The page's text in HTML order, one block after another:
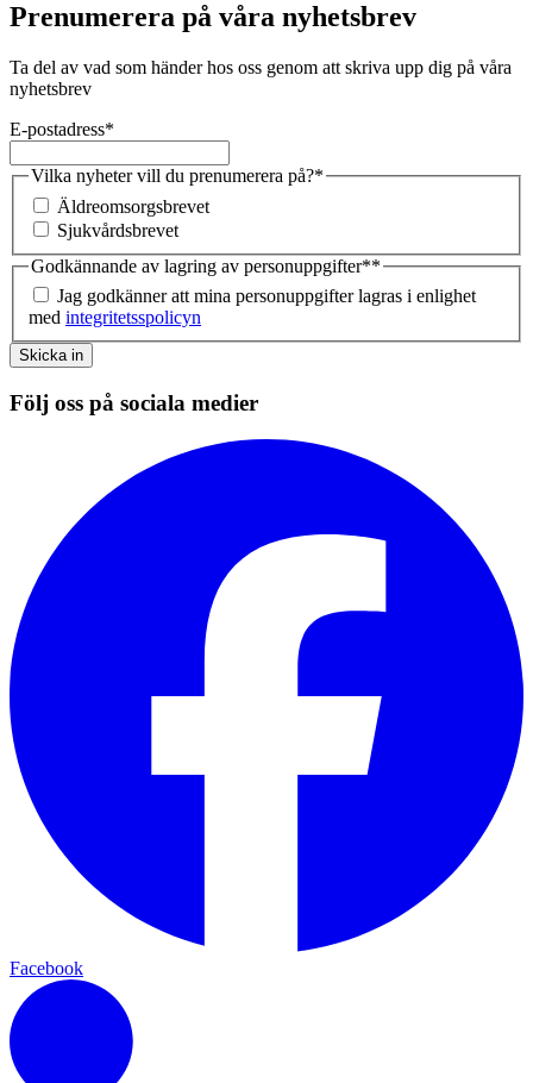
Prenumerera på våra nyhetsbrev
Ta del av vad som händer hos oss genom att skriva upp dig på våra
nyhetsbrev
E-postadress*
Vilka nyheter vill du prenumerera på?*
Äldreomsorgsbrevet
Sjukvårdsbrevet
Godkännande av lagring av personuppgifter**
Jag godkänner att mina personuppgifter lagras i enlighet
med integritetsspolicyn
Skicka in
Följ oss på sociala medier
Facebook